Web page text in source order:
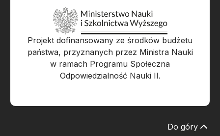
Projekt dofinansowany ze środków budżetu
państwa, przyznanych przez Ministra Nauki
w ramach Programu Społeczna
Odpowiedzialność Nauki II.
Do góry